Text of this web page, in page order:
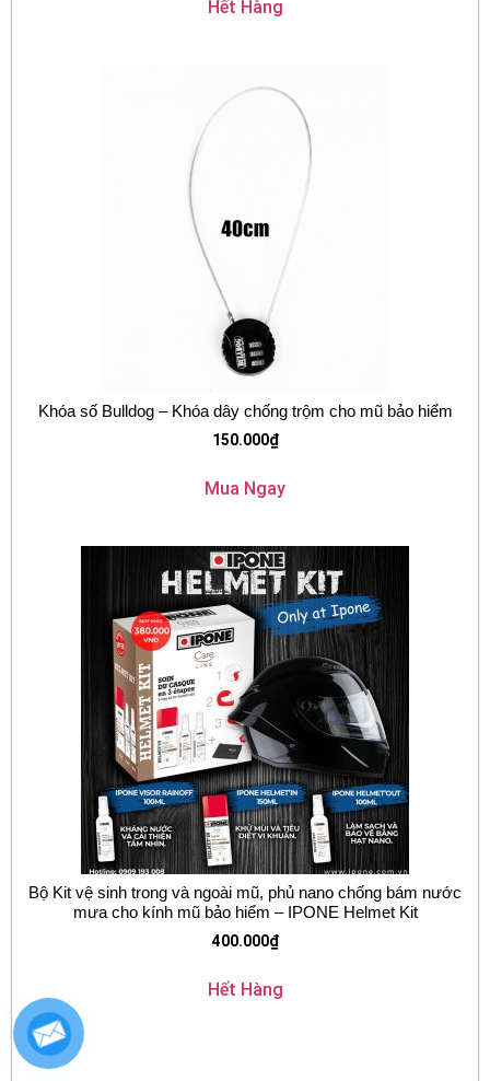
Hết Hàng
Khóa số Bulldog – Khóa dây chống trộm cho mũ bảo hiểm
150.000₫
Mua Ngay
Bộ Kit vệ sinh trong và ngoài mũ, phủ nano chống bám nước
mưa cho kính mũ bảo hiểm – IPONE Helmet Kit
400.000₫
Hết Hàng